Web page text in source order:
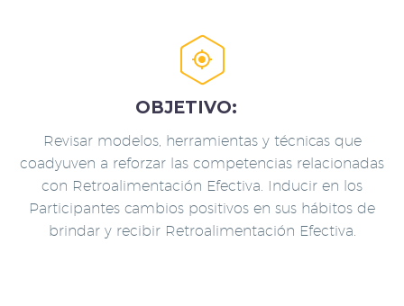


OBJETIVO:
Revisar modelos, herramientas y técnicas que
coadyuven a reforzar las competencias relacionadas
con Retroalimentación Efectiva. Inducir en los
Participantes cambios positivos en sus hábitos de
brindar y recibir Retroalimentación Efectiva.